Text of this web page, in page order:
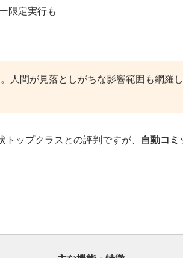
限定実行も
人間が見落としがちな影響範囲も網羅し
ップクラスとの評判ですが、 自動コミ